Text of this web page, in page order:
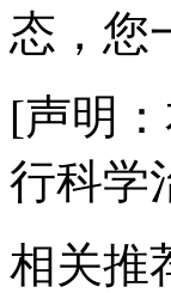
态，您
[声明
行科学
相关推